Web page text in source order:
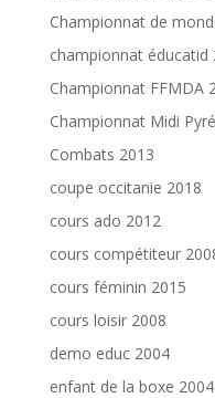
Championnat de
championnat éducatid
Championnat FFMDA
Championnat Midi
Combats 2013
coupe occitanie 2018
cours ado 2012
cours compétiteur
cours féminin 2015
cours loisir 2008
demo educ 2004
enfant de la boxe 2004